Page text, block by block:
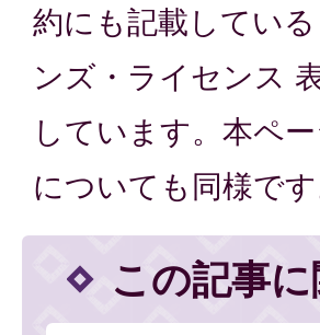
約にも記載してい
ンズ・ライセンス
しています。本ペ
についても同様です
この記事